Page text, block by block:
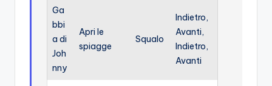
Ga
bbi
a di
Joh
nny
Apri le
spiagge
Squalo
Indietro,
Avanti,
Indietro,
Avanti